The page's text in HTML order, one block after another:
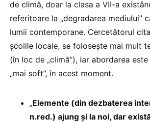
de climă, doar la clasa a VII-a
referitoare la „degradarea mediului”
lumii contemporane. Cercetătorul
școlile locale, se folosește mai mult
(în loc de „climă”), iar abordarea
„mai soft”, în acest moment.
„Elemente (din dezbaterea
n.red.) ajung și la noi, dar